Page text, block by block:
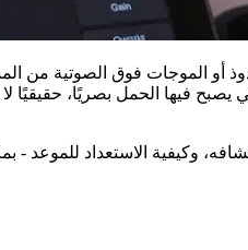
الموجات فوق الصوتية من
يصبح فيها الحمل بصريًا،
وكيفية الاستعداد للموعد -